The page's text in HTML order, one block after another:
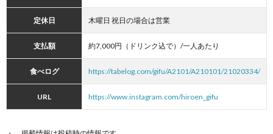
定休日 木曜日 祝日の場合は営業
支払額 約7,000円（ドリンク込で）/一人あたり
食べログ https://tabelog.com/gifu/A2101/A210101/21020334/
URL https://www.instagram.com/hiroen_gifu